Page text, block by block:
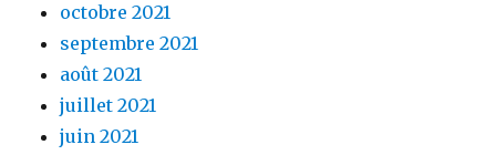
octobre 2021
septembre 2021
août 2021
juillet 2021
juin 2021